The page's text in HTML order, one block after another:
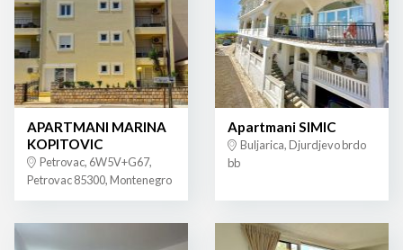
APARTMANI MARINA
KOPITOVIC
Petrovac, 6W5V+G67,
Petrovac 85300, Montenegro
Apartmani SIMIC
Buljarica, Djurdjevo brdo
bb